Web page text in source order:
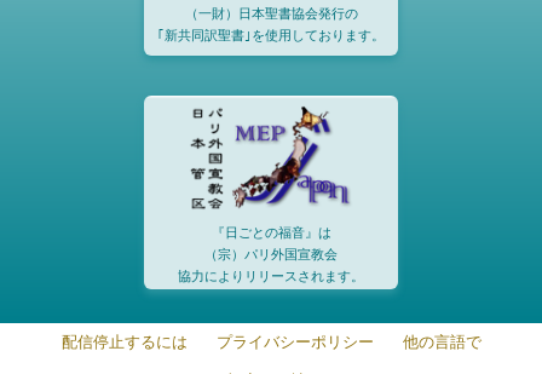
（一財）日本聖書協会発行の
｢新共同訳聖書｣を使用しております。
『日ごとの福音』は
（宗）パリ外国宣教会
協力によりリリースされます。
配信停止するには プライバシーポリシー 他の言語で